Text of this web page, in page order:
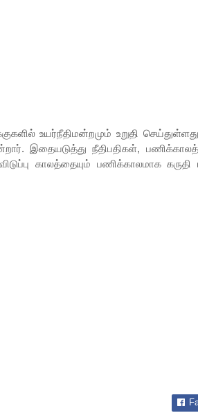
உயர்நீதிமன்றமும் உறுதி
இதையடுத்து நீதிபதிகள்,
காலத்தையும் பணிக்காலமாக